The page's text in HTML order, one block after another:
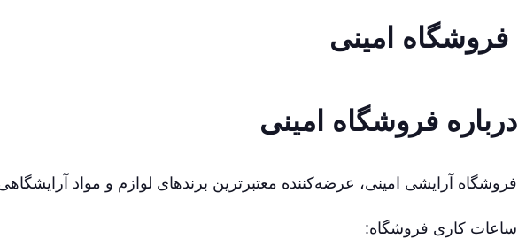
فروشگاه امینی
درباره فروشگاه امینی
فروشگاه آرایشی امینی، عرضه‌کننده معتبرترین برندهای لوازم و مواد
ساعات کاری فروشگاه: